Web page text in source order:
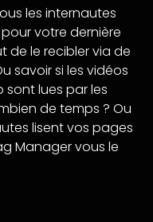
les internautes
votre dernière
de le recibler via de
savoir si les vidéos
sont lues par les
de temps ? Ou
lisent vos pages
Manager vous le